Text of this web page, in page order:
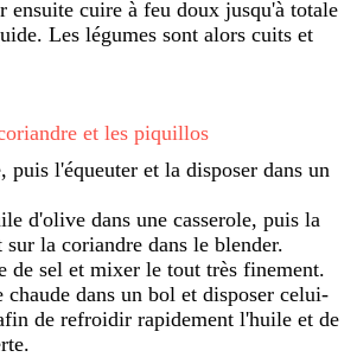
ensuite cuire à feu doux jusqu'à totale
Les légumes sont alors cuits et
et les piquillos
puis l'équeuter et la disposer dans un
d'olive dans une casserole, puis la
sur la coriandre dans le blender.
de sel et mixer le tout très finement.
chaude dans un bol et disposer celui-
de refroidir rapidement l'huile et de